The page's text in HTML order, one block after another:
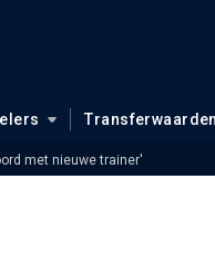
Transferwaarden
met nieuwe trainer'